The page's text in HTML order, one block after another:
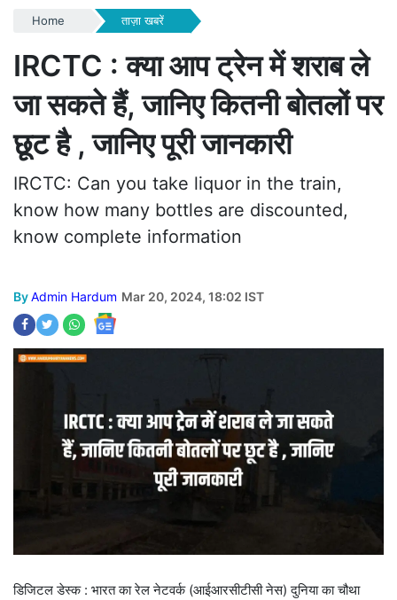
Home ताज़ा खबरें
IRCTC : क्या आप ट्रेन में शराब ले
जा सकते हैं, जानिए कितनी बोतलों पर
छूट है , जानिए पूरी जानकारी
IRCTC: Can you take liquor in the train,
know how many bottles are discounted,
know complete information
ByAdmin Hardum Mar 20, 2024, 18:02 IST
डिजिटल डेस्क : भारत का रेल नेटवर्क (आईआरसीटीसी नेस) दुनिया का चौथा